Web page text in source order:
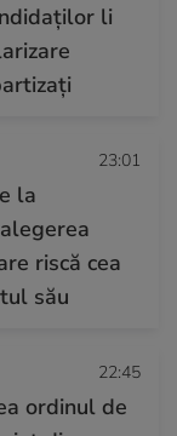
li
23:01
la
riscă cea
său
22:45
ordinul de